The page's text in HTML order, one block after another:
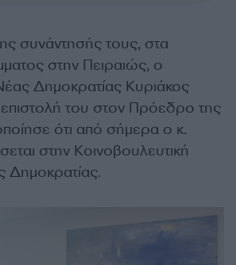
συνάντησής τους, στα
στην Πειραιώς, ο
Δημοκρατίας Κυριάκος
του στον Πρόεδρο της
ότι από σήμερα ο κ.
στην Κοινοβουλευτική